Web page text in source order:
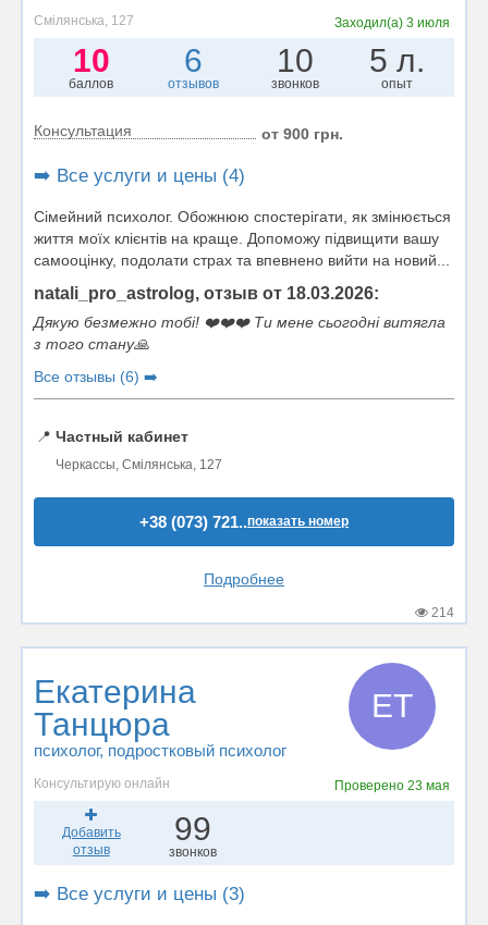
Смілянська, 127 Заходил(а)3 июля
10
баллов
6
отзывов
10
звонков
5 л.
опыт
Консультация от 900 грн.
➡️ Все услуги и цены (4)
Сімейний психолог. Обожнюю спостерігати, як змінюється
життя моїх клієнтів на краще. Допоможу підвищити вашу
самооцінку, подолати страх та впевнено вийти на новий...
natali_pro_astrolog, отзыв от 18.03.2026:
Дякую безмежно тобі! ❤️❤️❤️ Ти мене сьогодні витягла
з того стану🙏
Все отзывы (6) ➡️
📍 Частный кабинет
Черкассы, Смілянська, 127
+38 (073) 721..показать номер
Подробнее
214
Екатерина
Танцюра
психолог, подростковый психолог
ЕТ
Консультирую онлайн Проверено23 мая
Добавить
отзыв
99
звонков
➡️ Все услуги и цены (3)